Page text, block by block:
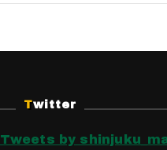
Twitter
Tweets by